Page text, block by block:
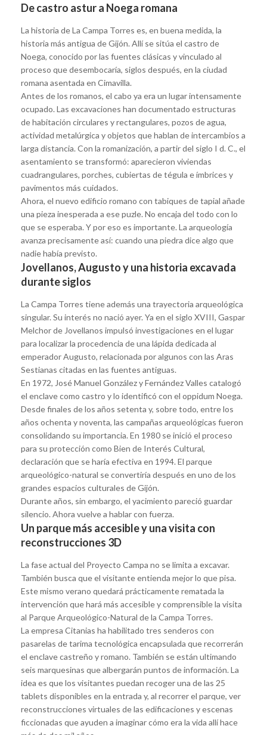
De castro astur a Noega romana
La historia de La Campa Torres es, en buena medida, la
historia más antigua de Gijón. Allí se sitúa el castro de
Noega, conocido por las fuentes clásicas y vinculado al
proceso que desembocaría, siglos después, en la ciudad
romana asentada en Cimavilla.
Antes de los romanos, el cabo ya era un lugar intensamente
ocupado. Las excavaciones han documentado estructuras
de habitación circulares y rectangulares, pozos de agua,
actividad metalúrgica y objetos que hablan de intercambios a
larga distancia. Con la romanización, a partir del siglo I d. C., el
asentamiento se transformó: aparecieron viviendas
cuadrangulares, porches, cubiertas de tégula e ímbrices y
pavimentos más cuidados.
Ahora, el nuevo edificio romano con tabiques de tapial añade
una pieza inesperada a ese puzle. No encaja del todo con lo
que se esperaba. Y por eso es importante. La arqueología
avanza precisamente así: cuando una piedra dice algo que
nadie había previsto.
Jovellanos, Augusto y una historia excavada
durante siglos
La Campa Torres tiene además una trayectoria arqueológica
singular. Su interés no nació ayer. Ya en el siglo XVIII, Gaspar
Melchor de Jovellanos impulsó investigaciones en el lugar
para localizar la procedencia de una lápida dedicada al
emperador Augusto, relacionada por algunos con las Aras
Sestianas citadas en las fuentes antiguas.
En 1972, José Manuel González y Fernández Valles catalogó
el enclave como castro y lo identificó con el oppidum Noega.
Desde finales de los años setenta y, sobre todo, entre los
años ochenta y noventa, las campañas arqueológicas fueron
consolidando su importancia. En 1980 se inició el proceso
para su protección como Bien de Interés Cultural,
declaración que se haría efectiva en 1994. El parque
arqueológico-natural se convertiría después en uno de los
grandes espacios culturales de Gijón.
Durante años, sin embargo, el yacimiento pareció guardar
silencio. Ahora vuelve a hablar con fuerza.
Un parque más accesible y una visita con
reconstrucciones 3D
La fase actual del Proyecto Campa no se limita a excavar.
También busca que el visitante entienda mejor lo que pisa.
Este mismo verano quedará prácticamente rematada la
intervención que hará más accesible y comprensible la visita
al Parque Arqueológico-Natural de la Campa Torres.
La empresa Citanias ha habilitado tres senderos con
pasarelas de tarima tecnológica encapsulada que recorrerán
el enclave castreño y romano. También se están ultimando
seis marquesinas que albergarán puntos de información. La
idea es que los visitantes puedan recoger una de las 25
tablets disponibles en la entrada y, al recorrer el parque, ver
reconstrucciones virtuales de las edificaciones y escenas
ficcionadas que ayuden a imaginar cómo era la vida allí hace